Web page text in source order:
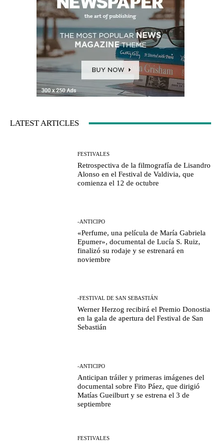
LATEST ARTICLES
FESTIVALES
Retrospectiva de la filmografía de Lisandro
Alonso en el Festival de Valdivia, que
comienza el 12 de octubre
-ANTICIPO
«Perfume, una película de María Gabriela
Epumer», documental de Lucía S. Ruiz,
finalizó su rodaje y se estrenará en
noviembre
-FESTIVAL DE SAN SEBASTIÁN
Werner Herzog recibirá el Premio Donostia
en la gala de apertura del Festival de San
Sebastián
-ANTICIPO
Anticipan tráiler y primeras imágenes del
documental sobre Fito Páez, que dirigió
Matías Gueilburt y se estrena el 3 de
septiembre
FESTIVALES